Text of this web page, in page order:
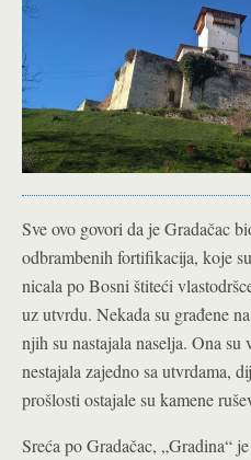
Sve ovo govori da je Gradačac
odbrambenih fortifikacija, koje
nicala po Bosni štiteći
uz utvrdu. Nekada su građene
njih su nastajala naselja. Ona
nestajala zajedno sa utvrdama,
prošlosti ostajale su kamene
Sreća po Gradačac, „Gradina“